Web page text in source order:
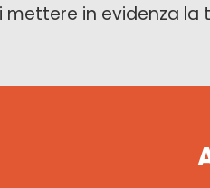
mettere in evidenza la